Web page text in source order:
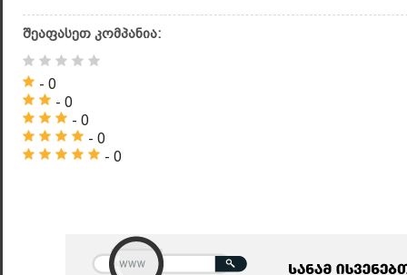
შეაფასეთ კომპანია:
- 0
- 0
- 0
- 0
- 0